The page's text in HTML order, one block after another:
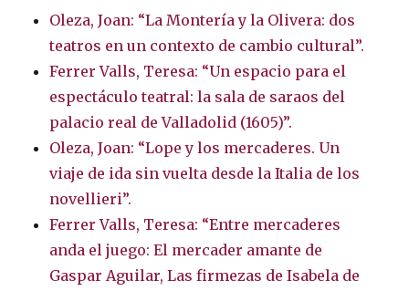
Oleza, Joan: “La Montería y la Olivera: dos
teatros en un contexto de cambio cultural”.
Ferrer Valls, Teresa: “Un espacio para el
espectáculo teatral: la sala de saraos del
palacio real de Valladolid (1605)”.
Oleza, Joan: “Lope y los mercaderes. Un
viaje de ida sin vuelta desde la Italia de los
novellieri”.
Ferrer Valls, Teresa: “Entre mercaderes
anda el juego: El mercader amante de
Gaspar Aguilar, Las firmezas de Isabela de